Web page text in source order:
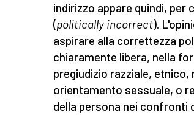
indirizzo appare quindi,
(politically incorrect).
aspirare alla correttezza
chiaramente libera, nella
pregiudizio razziale, etnico,
orientamento sessuale, o
della persona nei confronti